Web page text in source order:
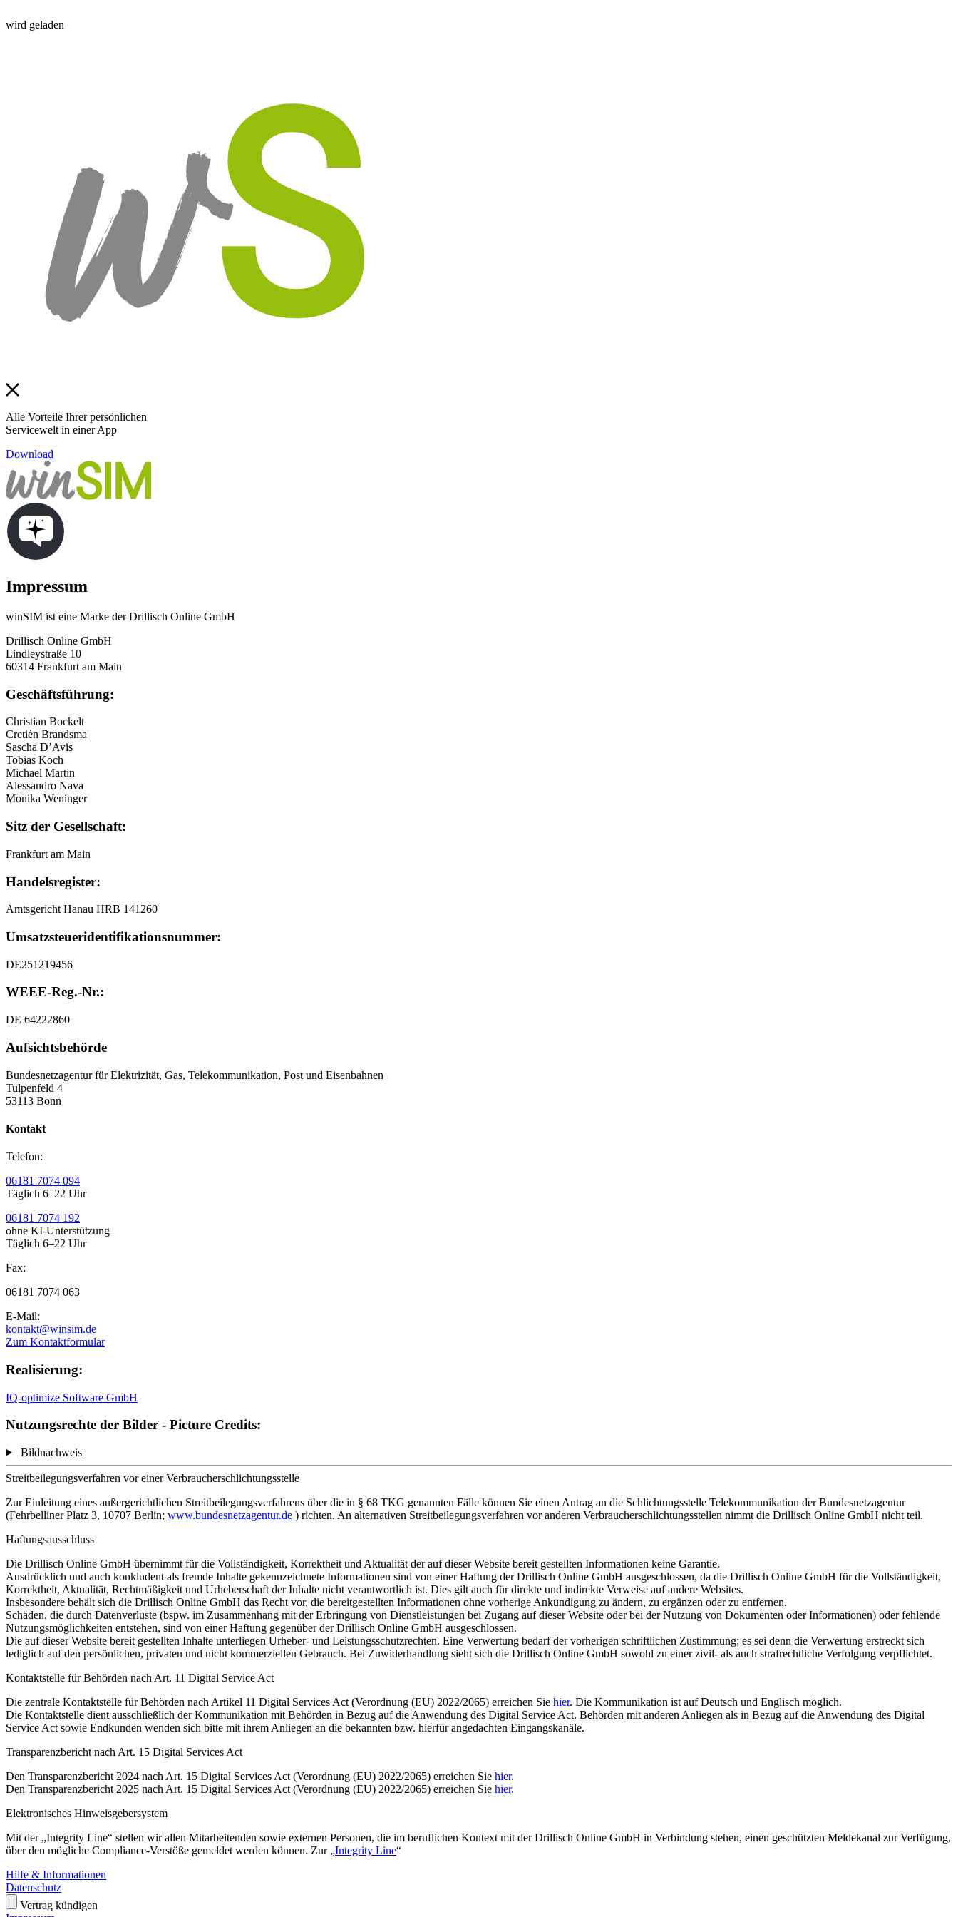
wird geladen
Alle Vorteile Ihrer persönlichen
Servicewelt in einer App
Download
Impressum
winSIM ist eine Marke der Drillisch Online GmbH
Drillisch Online GmbH
Lindleystraße 10
60314 Frankfurt am Main
Geschäftsführung:
Christian Bockelt
Cretièn Brandsma
Sascha D’Avis
Tobias Koch
Michael Martin
Alessandro Nava
Monika Weninger
Sitz der Gesellschaft:
Frankfurt am Main
Handelsregister:
Amtsgericht Hanau HRB 141260
Umsatzsteuer­identifikationsnummer:
DE251219456
WEEE-Reg.-Nr.:
DE 64222860
Aufsichtsbehörde
Bundesnetzagentur für Elektrizität, Gas, Telekommunikation, Post und Eisenbahnen
Tulpenfeld 4
53113 Bonn
Kontakt
Telefon:
06181 7074 094
Täglich 6–22 Uhr
06181 7074 192
ohne KI-Unterstützung
Täglich 6–22 Uhr
Fax:
06181 7074 063
E-Mail:
kontakt@winsim.de
Zum Kontaktformular
Realisierung:
IQ-optimize Software GmbH
Nutzungsrechte der Bilder - Picture Credits:
Bildnachweis
Streitbeilegungsverfahren vor einer Verbraucherschlichtungsstelle
Zur Einleitung eines außergerichtlichen Streitbeilegungsverfahrens über die in § 68 TKG genannten Fälle können Sie einen Antrag an die Schlichtungsstelle Telekommunikation der Bundesnetzagentur
(Fehrbelliner Platz 3, 10707 Berlin; www.bundesnetzagentur.de ) richten. An alternativen Streitbeilegungsverfahren vor anderen Verbraucherschlichtungsstellen nimmt die Drillisch Online GmbH nicht teil.
Haftungsausschluss
Die Drillisch Online GmbH übernimmt für die Vollständigkeit, Korrektheit und Aktualität der auf dieser Website bereit gestellten Informationen keine Garantie.
Ausdrücklich und auch konkludent als fremde Inhalte gekennzeichnete Informationen sind von einer Haftung der Drillisch Online GmbH ausgeschlossen, da die Drillisch Online GmbH für die Vollständigkeit,
Korrektheit, Aktualität, Rechtmäßigkeit und Urheberschaft der Inhalte nicht verantwortlich ist. Dies gilt auch für direkte und indirekte Verweise auf andere Websites.
Insbesondere behält sich die Drillisch Online GmbH das Recht vor, die bereitgestellten Informationen ohne vorherige Ankündigung zu ändern, zu ergänzen oder zu entfernen.
Schäden, die durch Datenverluste (bspw. im Zusammenhang mit der Erbringung von Dienstleistungen bei Zugang auf dieser Website oder bei der Nutzung von Dokumenten oder Informationen) oder fehlende
Nutzungsmöglichkeiten entstehen, sind von einer Haftung gegenüber der Drillisch Online GmbH ausgeschlossen.
Die auf dieser Website bereit gestellten Inhalte unterliegen Urheber- und Leistungsschutzrechten. Eine Verwertung bedarf der vorherigen schriftlichen Zustimmung; es sei denn die Verwertung erstreckt sich
lediglich auf den persönlichen, privaten und nicht kommerziellen Gebrauch. Bei Zuwiderhandlung sieht sich die Drillisch Online GmbH sowohl zu einer zivil- als auch strafrechtliche Verfolgung verpflichtet.
Kontaktstelle für Behörden nach Art. 11 Digital Service Act
Die zentrale Kontaktstelle für Behörden nach Artikel 11 Digital Services Act (Verordnung (EU) 2022/2065) erreichen Sie hier. Die Kommunikation ist auf Deutsch und Englisch möglich.
Die Kontaktstelle dient ausschließlich der Kommunikation mit Behörden in Bezug auf die Anwendung des Digital Service Act. Behörden mit anderen Anliegen als in Bezug auf die Anwendung des Digital
Service Act sowie Endkunden wenden sich bitte mit ihrem Anliegen an die bekannten bzw. hierfür angedachten Eingangskanäle.
Transparenzbericht nach Art. 15 Digital Services Act
Den Transparenzbericht 2024 nach Art. 15 Digital Services Act (Verordnung (EU) 2022/2065) erreichen Sie hier.
Den Transparenzbericht 2025 nach Art. 15 Digital Services Act (Verordnung (EU) 2022/2065) erreichen Sie hier.
Elektronisches Hinweisgebersystem
Mit der „Integrity Line“ stellen wir allen Mitarbeitenden sowie externen Personen, die im beruflichen Kontext mit der Drillisch Online GmbH in Verbindung stehen, einen geschützten Meldekanal zur Verfügung,
über den mögliche Compliance-Verstöße gemeldet werden können. Zur „Integrity Line“
Hilfe & Informationen
Datenschutz
Vertrag kündigen